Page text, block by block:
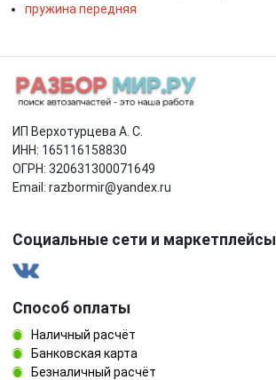
пружина передняя
ИП Верхотурцева А. С.
ИНН: 165116158830
ОГРН: 320631300071649
Email: razbormir@yandex.ru
Социальные сети и маркетплейсы
Способ оплаты
Наличный расчёт
Банковская карта
Безналичный расчёт